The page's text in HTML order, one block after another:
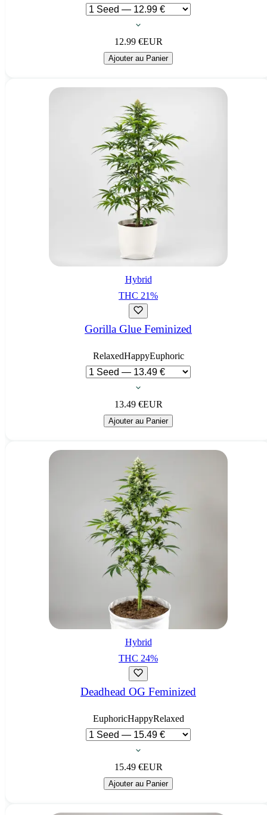
12.99€EUR
Ajouter au Panier
Hybrid
THC 21%
Gorilla Glue Feminized
RelaxedHappyEuphoric
13.49€EUR
Ajouter au Panier
Hybrid
THC 24%
Deadhead OG Feminized
EuphoricHappyRelaxed
15.49€EUR
Ajouter au Panier